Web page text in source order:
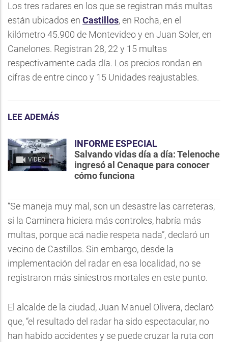
Los tres radares en los que se registran más multas
están ubicados en Castillos, en Rocha, en el
kilómetro 45.900 de Montevideo y en Juan Soler, en
Canelones. Registran 28, 22 y 15 multas
respectivamente cada día. Los precios rondan en
cifras de entre cinco y 15 Unidades reajustables.
LEE ADEMÁS
VIDEO
INFORME ESPECIAL
Salvando vidas día a día: Telenoche
ingresó al Cenaque para conocer
cómo funciona
“Se maneja muy mal, son un desastre las carreteras,
si la Caminera hiciera más controles, habría más
multas, porque acá nadie respeta nada”, declaró un
vecino de Castillos. Sin embargo, desde la
implementación del radar en esa localidad, no se
registraron más siniestros mortales en este punto.
El alcalde de la ciudad, Juan Manuel Olivera, declaró
que, “el resultado del radar ha sido espectacular, no
han habido accidentes y se puede cruzar la ruta con